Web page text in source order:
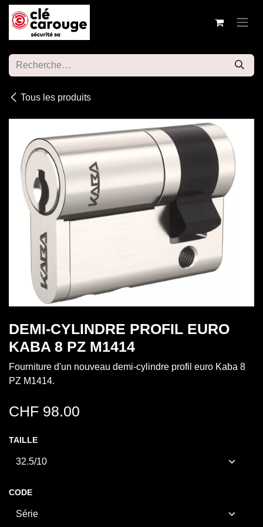
Se rendre au contenu
Tous les produits
DEMI-CYLINDRE PROFIL EURO
KABA 8 PZ M1414
Fourniture d'un nouveau demi-cylindre profil euro Kaba 8
PZ M1414.
CHF 98.00
TAILLE
CODE